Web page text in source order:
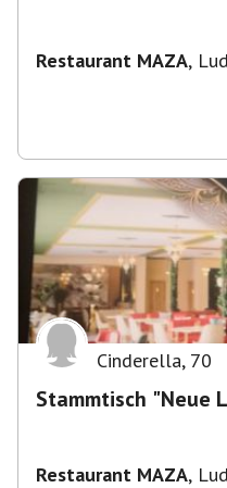
Restaurant MAZA,
Cinderella, 70
Stammtisch "Neue
Restaurant MAZA,